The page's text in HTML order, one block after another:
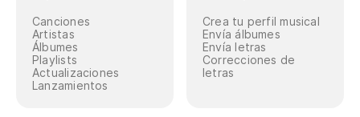
Canciones
Artistas
Álbumes
Playlists
Actualizaciones
Lanzamientos
Crea tu perfil musical
Envía álbumes
Envía letras
Correcciones de
letras